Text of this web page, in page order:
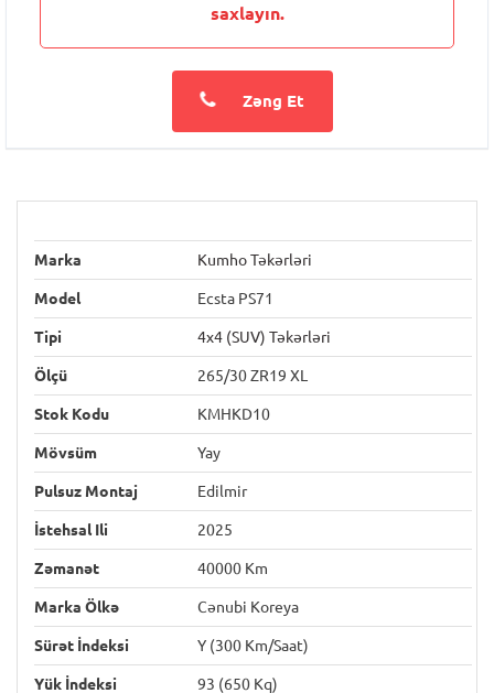
saxlayın.
Zəng Et
Marka Kumho Təkərləri
Model Ecsta PS71
Tipi 4x4 (SUV) Təkərləri
Ölçü 265/30 ZR19 XL
Stok Kodu KMHKD10
Mövsüm Yay
Pulsuz Montaj Edilmir
İstehsal Ili 2025
Zəmanət 40000 Km
Marka Ölkə Cənubi Koreya
Sürət İndeksi Y (300 Km/saat)
Yük İndeksi 93 (650 Kq)